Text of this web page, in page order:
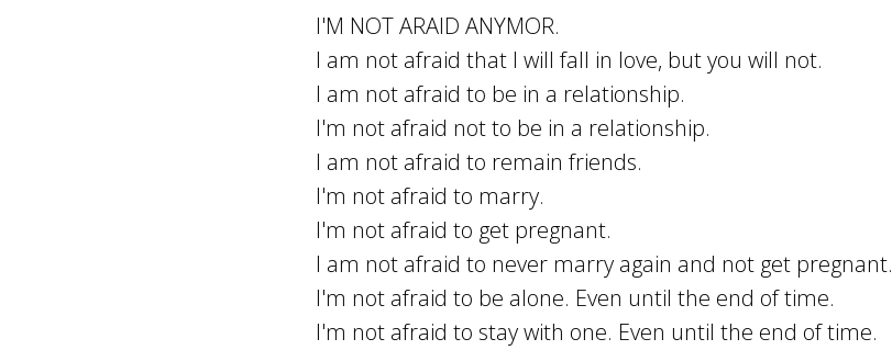
I'M NOT ARAID ANYMOR.
I am not afraid that I will fall in love, but you will not.
I am not afraid to be in a relationship.
I'm not afraid not to be in a relationship.
I am not afraid to remain friends.
I'm not afraid to marry.
I'm not afraid to get pregnant.
I am not afraid to never marry again and not get pregnant.
I'm not afraid to be alone. Even until the end of time.
I'm not afraid to stay with one. Even until the end of time.